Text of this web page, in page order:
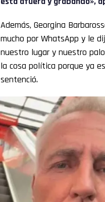
Además, Georgina
mucho por WhatsApp y le
nuestro lugar y nuestro
la cosa política porque ya
sentenció.